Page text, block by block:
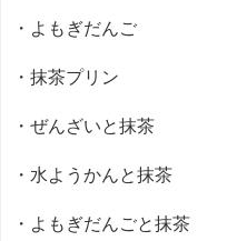
・よもぎだんご
・抹茶プリン
・ぜんざいと抹茶
・水ようかんと抹茶
・よもぎだんごと抹茶